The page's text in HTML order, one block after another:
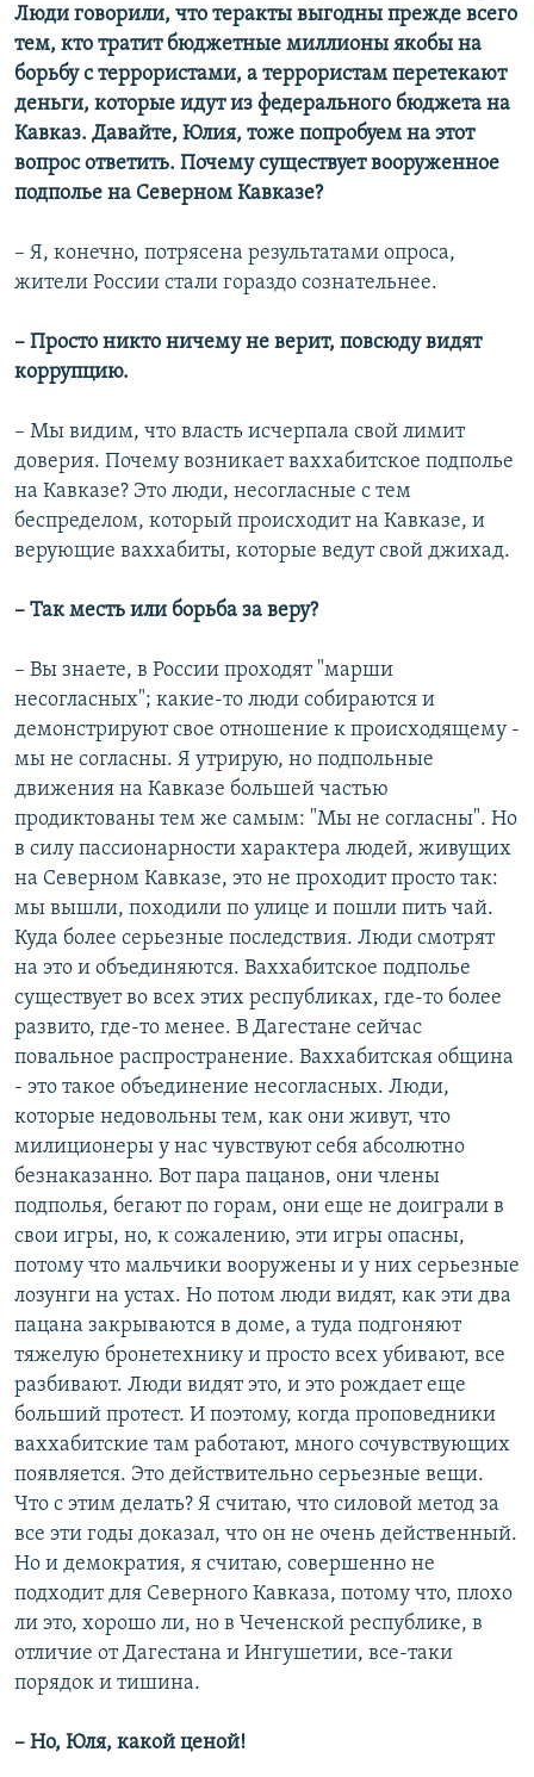
Люди говорили, что теракты выгодны прежде всего
тем, кто тратит бюджетные миллионы якобы на
борьбу с террористами, а террористам перетекают
деньги, которые идут из федерального бюджета на
Кавказ. Давайте, Юлия, тоже попробуем на этот
вопрос ответить. Почему существует вооруженное
подполье на Северном Кавказе?
– Я, конечно, потрясена результатами опроса,
жители России стали гораздо сознательнее.
– Просто никто ничему не верит, повсюду видят
коррупцию.
– Мы видим, что власть исчерпала свой лимит
доверия. Почему возникает ваххабитское подполье
на Кавказе? Это люди, несогласные с тем
беспределом, который происходит на Кавказе, и
верующие ваххабиты, которые ведут свой джихад.
– Так месть или борьба за веру?
– Вы знаете, в России проходят "марши
несогласных"; какие-то люди собираются и
демонстрируют свое отношение к происходящему -
мы не согласны. Я утрирую, но подпольные
движения на Кавказе большей частью
продиктованы тем же самым: "Мы не согласны". Но
в силу пассионарности характера людей, живущих
на Северном Кавказе, это не проходит просто так:
мы вышли, походили по улице и пошли пить чай.
Куда более серьезные последствия. Люди смотрят
на это и объединяются. Ваххабитское подполье
существует во всех этих республиках, где-то более
развито, где-то менее. В Дагестане сейчас
повальное распространение. Ваххабитская община
- это такое объединение несогласных. Люди,
которые недовольны тем, как они живут, что
милиционеры у нас чувствуют себя абсолютно
безнаказанно. Вот пара пацанов, они члены
подполья, бегают по горам, они еще не доиграли в
свои игры, но, к сожалению, эти игры опасны,
потому что мальчики вооружены и у них серьезные
лозунги на устах. Но потом люди видят, как эти два
пацана закрываются в доме, а туда подгоняют
тяжелую бронетехнику и просто всех убивают, все
разбивают. Люди видят это, и это рождает еще
больший протест. И поэтому, когда проповедники
ваххабитские там работают, много сочувствующих
появляется. Это действительно серьезные вещи.
Что с этим делать? Я считаю, что силовой метод за
все эти годы доказал, что он не очень действенный.
Но и демократия, я считаю, совершенно не
подходит для Северного Кавказа, потому что, плохо
ли это, хорошо ли, но в Чеченской республике, в
отличие от Дагестана и Ингушетии, все-таки
порядок и тишина.
– Но, Юля, какой ценой!